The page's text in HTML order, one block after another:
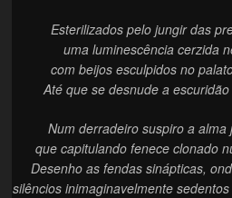
Esterilizados pelo jungir das
uma luminescência cerzida
com beijos esculpidos no
Até que se desnude a
Num derradeiro suspiro a
que capitulando fenece clonado
Desenho as fendas sinápticas,
silêncios inimaginavelmente